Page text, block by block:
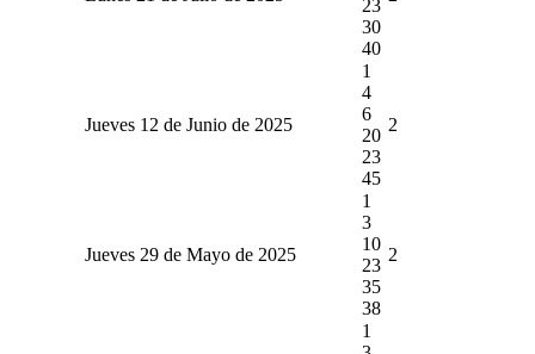
23
30
40
Jueves 12 de Junio de 2025
1
4
6
20
23
45
2
Jueves 29 de Mayo de 2025
1
3
10
23
35
38
2
1